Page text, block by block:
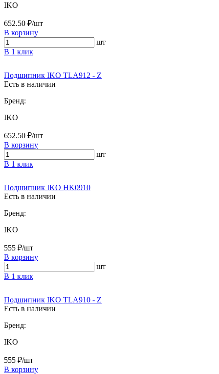
IKO
652.50 ₽/шт
В корзину
шт
В 1 клик
Подшипник IKO TLA912 - Z
Есть в наличии
Бренд:
IKO
652.50 ₽/шт
В корзину
шт
В 1 клик
Подшипник IKO HK0910
Есть в наличии
Бренд:
IKO
555 ₽/шт
В корзину
шт
В 1 клик
Подшипник IKO TLA910 - Z
Есть в наличии
Бренд:
IKO
555 ₽/шт
В корзину